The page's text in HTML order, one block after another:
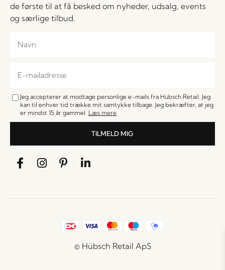
de første til at få besked om nyheder, udsalg, events
og særlige tilbud.
Jeg accepterer at modtage personlige e-mails fra Hübsch Retail. Jeg
kan til enhver tid trække mit samtykke tilbage. Jeg bekræfter, at jeg
er mindst 15 år gammel. Læs mere
TILMELD MIG
© Hübsch Retail ApS